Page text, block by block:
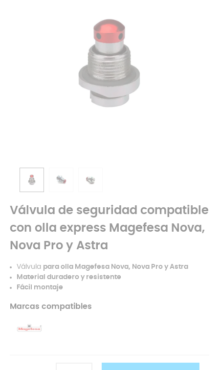
Válvula de seguridad compatible
con olla express Magefesa Nova,
Nova Pro y Astra
Válvula para olla Magefesa Nova, Nova Pro y Astra
Material duradero y resistente
Fácil montaje
Marcas compatibles